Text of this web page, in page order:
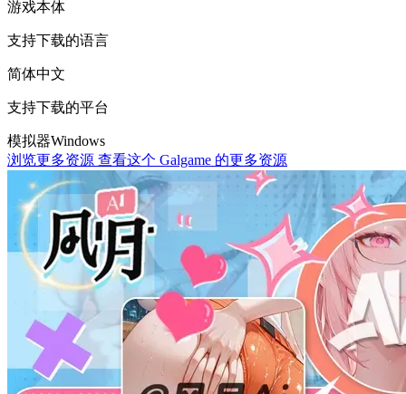
游戏本体
支持下载的语言
简体中文
支持下载的平台
模拟器Windows
浏览更多资源 查看这个 Galgame 的更多资源